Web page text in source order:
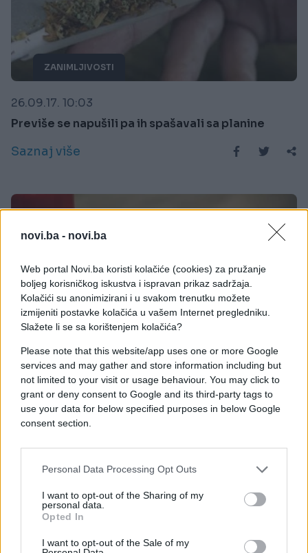
novi.ba - novi.ba
Web portal Novi.ba koristi kolačiće (cookies) za pružanje
boljeg korisničkog iskustva i ispravan prikaz sadržaja.
Kolačići su anonimizirani i u svakom trenutku možete
izmijeniti postavke kolačića u vašem Internet pregledniku.
Slažete li se sa korištenjem kolačića?
Please note that this website/app uses one or more Google
services and may gather and store information including but
not limited to your visit or usage behaviour. You may click to
grant or deny consent to Google and its third-party tags to
use your data for below specified purposes in below Google
consent section.
Personal Data Processing Opt Outs
I want to opt-out of the Sharing of my
personal data.
Opted In
I want to opt-out of the Sale of my
ZANIMLJIVOSTI
26.09.17. 10:03
Previše se napušili pa ih spašavali sa planine
Saznaj više
SVIJET
19.07.17. 22:18
Počela prodaja kanabisa u apotekama po cijeni
Saznaj više